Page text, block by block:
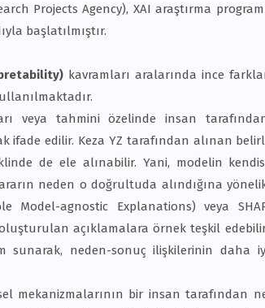
Projects Agency), XAI araştırma
başlatılmıştır.
kavramları aralarında ince
veya tahmini özelinde insan
ifade edilir. Keza YZ tarafından alınan
de ele alınabilir. Yani, modelin
neden o doğrultuda alındığına
Model-agnostic Explanations) veya
açıklamalara örnek teşkil
sunarak, neden-sonuç ilişkilerinin daha
mekanizmalarının bir insan tarafından